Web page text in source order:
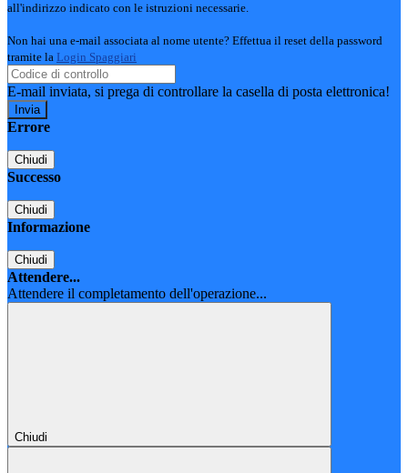
all'indirizzo indicato con le istruzioni necessarie.
Non hai una e-mail associata al nome utente? Effettua il reset della password
tramite la Login Spaggiari
E-mail inviata, si prega di controllare la casella di posta elettronica!
Errore
Chiudi
Successo
Chiudi
Informazione
Chiudi
Attendere...
Attendere il completamento dell'operazione...
Chiudi